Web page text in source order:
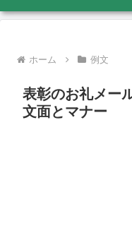
ホーム 例文
表彰のお礼メー
文面とマナー